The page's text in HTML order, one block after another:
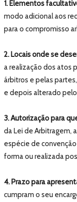
1. Elementos
modo adicional aos
para o compromisso
2. Locais onde se
a realização dos atos
árbitros e pelas
e depois alterado
3. Autorização para
da Lei de Arbitragem,
espécie de
forma ou realizada
4. Prazo para
cumpram o seu